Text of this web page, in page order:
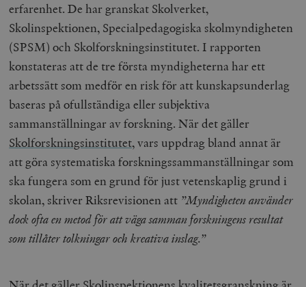
erfarenhet. De har granskat Skolverket,
Skolinspektionen, Specialpedagogiska skolmyndigheten
(SPSM) och Skolforskningsinstitutet. I rapporten
konstateras att de tre första myndigheterna har ett
arbetssätt som medför en risk för att kunskapsunderlag
baseras på ofullständiga eller subjektiva
sammanställningar av forskning. När det gäller
Skolforskningsinstitutet, vars uppdrag bland annat är
att göra systematiska forskningssammanställningar som
ska fungera som en grund för just vetenskaplig grund i
skolan, skriver Riksrevisionen att ”Myndigheten använder
dock ofta en metod för att väga samman forskningens resultat
som tillåter tolkningar och kreativa inslag.”